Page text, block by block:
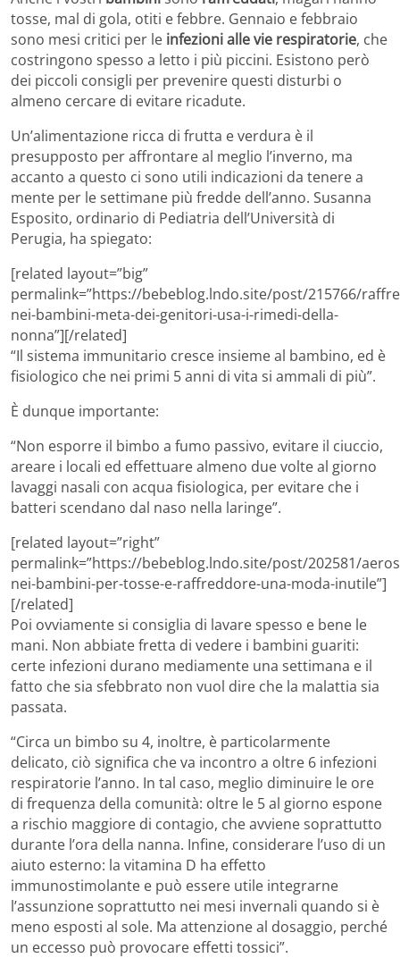
tosse, mal di gola, otiti e febbre. Gennaio e febbraio
sono mesi critici per le infezioni alle vie respiratorie, che
costringono spesso a letto i più piccini. Esistono però
dei piccoli consigli per prevenire questi disturbi o
almeno cercare di evitare ricadute.
Un’alimentazione ricca di frutta e verdura è il
presupposto per affrontare al meglio l’inverno, ma
accanto a questo ci sono utili indicazioni da tenere a
mente per le settimane più fredde dell’anno. Susanna
Esposito, ordinario di Pediatria dell’Università di
Perugia, ha spiegato:
[related layout=”big”
permalink=”https://bebeblog.lndo.site/post/215766/
nei-bambini-meta-dei-genitori-usa-i-rimedi-della-
nonna”][/related]
“Il sistema immunitario cresce insieme al bambino, ed è
fisiologico che nei primi 5 anni di vita si ammali di più”.
È dunque importante:
“Non esporre il bimbo a fumo passivo, evitare il ciuccio,
areare i locali ed effettuare almeno due volte al giorno
lavaggi nasali con acqua fisiologica, per evitare che i
batteri scendano dal naso nella laringe”.
[related layout=”right”
permalink=”https://bebeblog.lndo.site/post/202581/
nei-bambini-per-tosse-e-raffreddore-una-moda-inutile”]
[/related]
Poi ovviamente si consiglia di lavare spesso e bene le
mani. Non abbiate fretta di vedere i bambini guariti:
certe infezioni durano mediamente una settimana e il
fatto che sia sfebbrato non vuol dire che la malattia sia
passata.
“Circa un bimbo su 4, inoltre, è particolarmente
delicato, ciò significa che va incontro a oltre 6 infezioni
respiratorie l’anno. In tal caso, meglio diminuire le ore
di frequenza della comunità: oltre le 5 al giorno espone
a rischio maggiore di contagio, che avviene soprattutto
durante l’ora della nanna. Infine, considerare l’uso di un
aiuto esterno: la vitamina D ha effetto
immunostimolante e può essere utile integrarne
l’assunzione soprattutto nei mesi invernali quando si è
meno esposti al sole. Ma attenzione al dosaggio, perché
un eccesso può provocare effetti tossici”.